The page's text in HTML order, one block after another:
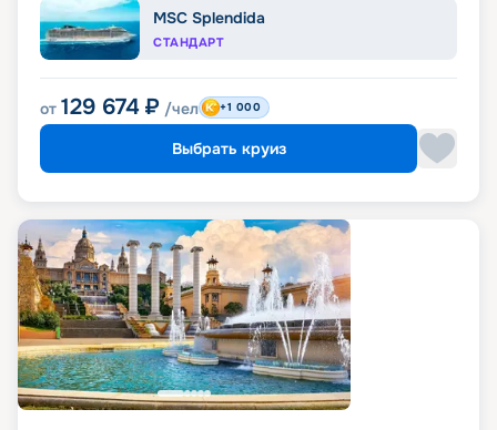
MSC Splendida
СТАНДАРТ
от 129 674 ₽ /чел +1 000
Выбрать круиз